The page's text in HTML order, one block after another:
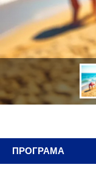
ПРОГРАМА